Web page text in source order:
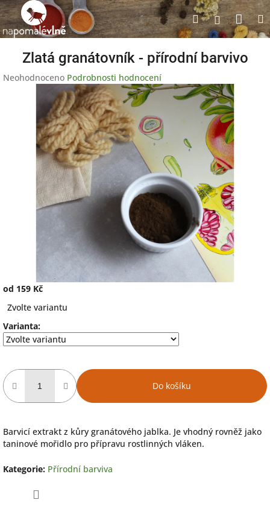
Přejít
na
obsah
Hledat
Zlatá granátovník - přírodní barvivo
Průměrné
hvězdiček.
Neohodnoceno Podrobnosti hodnocení
od 159 Kč
cena:
Zvolte variantu
Varianta:
Do košíku
Barvicí extrakt z kůry granátového jablka. Je vhodný rovněž jako
taninové mořidlo pro přípravu rostlinných vláken.
Kategorie: Přírodní barviva